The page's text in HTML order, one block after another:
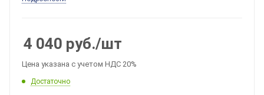
4 040 руб./шт
Цена указана с учетом НДС 20%
Достаточно